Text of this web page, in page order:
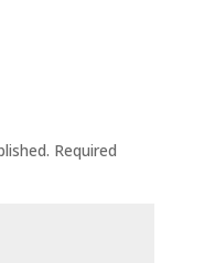
Required